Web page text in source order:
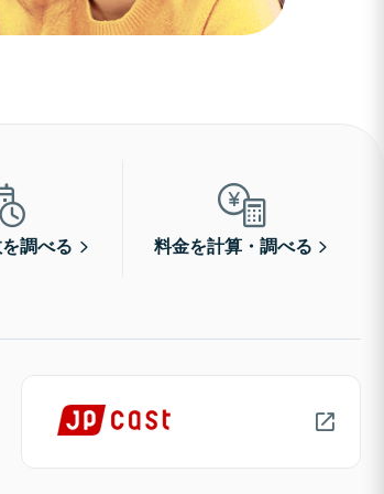
調べる 料金を計算・調べる